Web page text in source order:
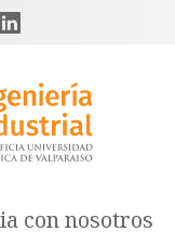
con nosotros